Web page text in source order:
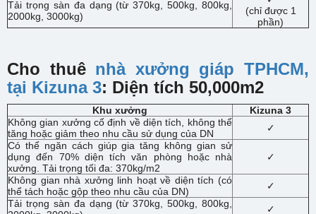
Tải trọng sàn đa dạng (từ 370kg, 500kg, 800kg,
2000kg, 3000kg)
(chỉ được 1
phần)
Cho thuê nhà xưởng giáp TPHCM,
tại Kizuna 3: Diện tích 50,000m2
Khu xưởng
Kizuna 3
Không gian xưởng cố định về diện tích, không thể
tăng hoặc giảm theo nhu cầu sử dụng của DN
✓
Có thể ngăn cách giúp gia tăng không gian sử
dụng đến 70% diện tích văn phòng hoặc nhà
xưởng. Tải trọng tối đa: 370kg/m2
✓
Không gian nhà xưởng linh hoạt về diện tích (có
thể tách hoặc gộp theo nhu cầu của DN)
✓
Tải trọng sàn đa dạng (từ 370kg, 500kg, 800kg,
✓